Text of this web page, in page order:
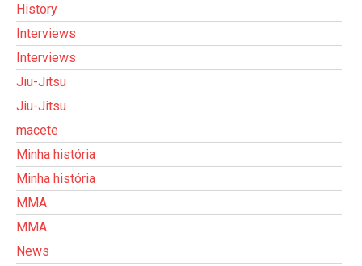
History
Interviews
Interviews
Jiu-Jitsu
Jiu-Jitsu
macete
Minha história
Minha história
MMA
MMA
News